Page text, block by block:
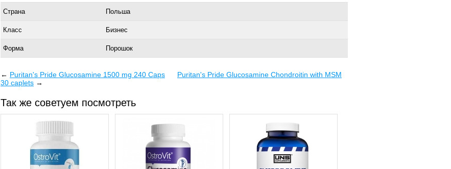
Страна Польша
Класс Бизнес
Форма Порошок
← Puritan's Pride Glucosamine 1500 mg 240 Caps
Puritan's Pride Glucosamine Chondroitin with MSM
30 caplets →
Так же советуем посмотреть